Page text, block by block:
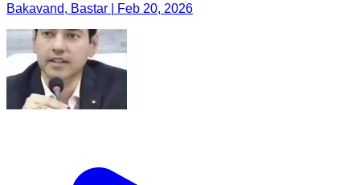
Bakavand, Bastar | Feb 20, 2026